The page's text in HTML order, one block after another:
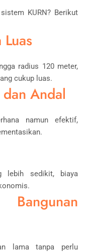
KURN? Berikut
radius 120 meter,
cukup luas.
Andal
namun efektif,
lebih sedikit, biaya
lama tanpa perlu